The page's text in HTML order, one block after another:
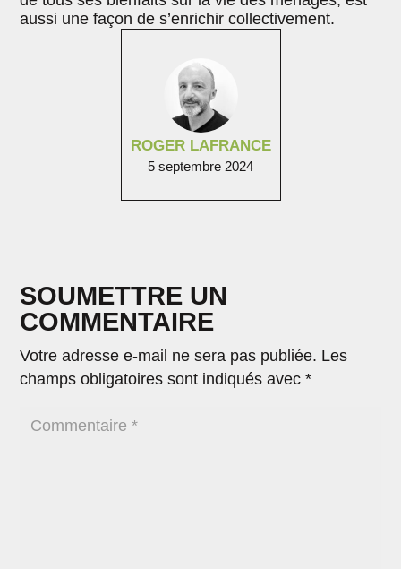
ROGER LAFRANCE
5 septembre 2024
aussi une façon de s’enrichir collectivement.
SOUMETTRE UN
COMMENTAIRE
Votre adresse e-mail ne sera pas publiée. Les
champs obligatoires sont indiqués avec*